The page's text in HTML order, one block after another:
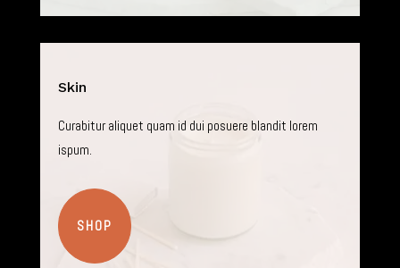
Skin
Curabitur aliquet quam id dui posuere blandit lorem
ispum.
SHOP